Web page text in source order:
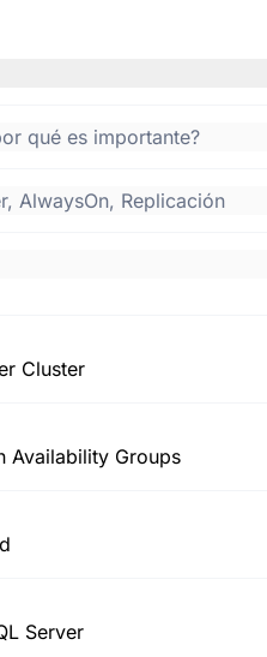
qué es importante?
AlwaysOn, Replicación
Cluster
Availability Groups
Server